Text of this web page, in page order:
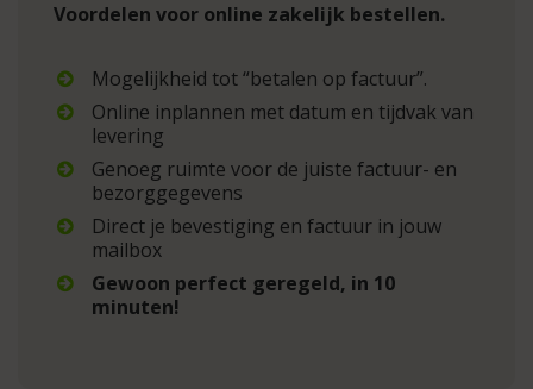
Voordelen voor online zakelijk bestellen.
Mogelijkheid tot “betalen op factuur”.
Online inplannen met datum en tijdvak van
levering
Genoeg ruimte voor de juiste factuur- en
bezorggegevens
Direct je bevestiging en factuur in jouw
mailbox
Gewoon perfect geregeld, in 10
minuten!